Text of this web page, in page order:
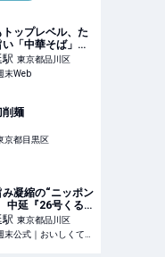
ップレベル、た
い「中華そば」
り込んだ麺はス
みが抜群だ！ -
末Web
駅 東京都品川区
末Web
麺
京都目黒区
み凝縮の“ニッポン
中延『26号くる
』で味わう丸一
品 - おとなの週
いしくて、ため
駅 東京都品川区
おとなの週末公式｜おいしくて、ためになる食のニュースサイト